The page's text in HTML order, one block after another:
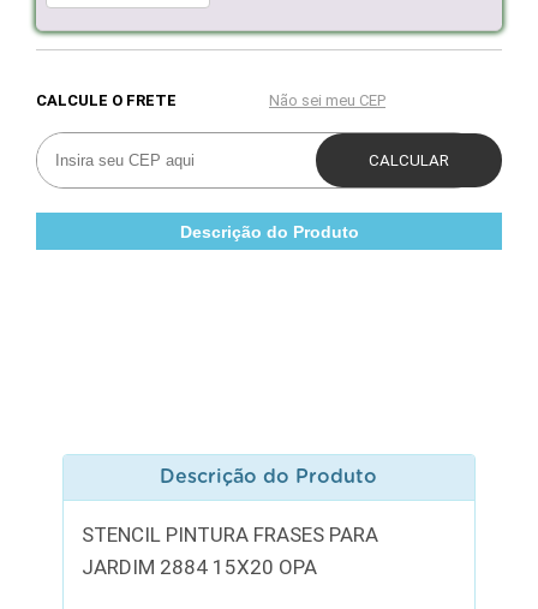
Descrição do Produto
Descrição do Produto
STENCIL PINTURA FRASES PARA
JARDIM 2884 15X20 OPA